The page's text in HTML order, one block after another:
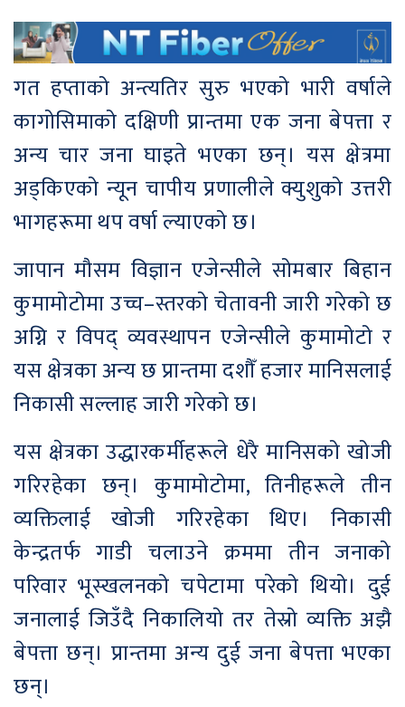
गत हप्ताको अन्त्यतिर सुरु भएको भारी वर्षाले
कागोसिमाको दक्षिणी प्रान्तमा एक जना बेपत्ता र
अन्य चार जना घाइते भएका छन्। यस क्षेत्रमा
अड्किएको न्यून चापीय प्रणालीले क्युशुको उत्तरी
भागहरूमा थप वर्षा ल्याएको छ।
जापान मौसम विज्ञान एजेन्सीले सोमबार बिहान
कुमामोटोमा उच्च–स्तरको चेतावनी जारी गरेको छ
अग्नि र विपद् व्यवस्थापन एजेन्सीले कुमामोटो र
यस क्षेत्रका अन्य छ प्रान्तमा दशौँ हजार मानिसलाई
निकासी सल्लाह जारी गरेको छ।
यस क्षेत्रका उद्धारकर्मीहरूले धेरै मानिसको खोजी
गरिरहेका छन्। कुमामोटोमा, तिनीहरूले तीन
व्यक्तिलाई खोजी गरिरहेका थिए। निकासी
केन्द्रतर्फ गाडी चलाउने क्रममा तीन जनाको
परिवार भूस्खलनको चपेटामा परेको थियो। दुई
जनालाई जिउँदै निकालियो तर तेस्रो व्यक्ति अझै
बेपत्ता छन्। प्रान्तमा अन्य दुई जना बेपत्ता भएका
छन्।